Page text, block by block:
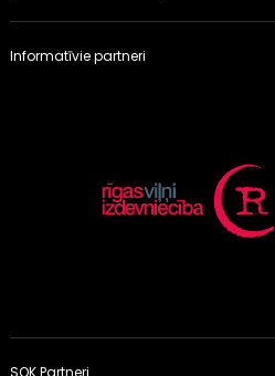
Informatīvie partneri
SOK Partneri